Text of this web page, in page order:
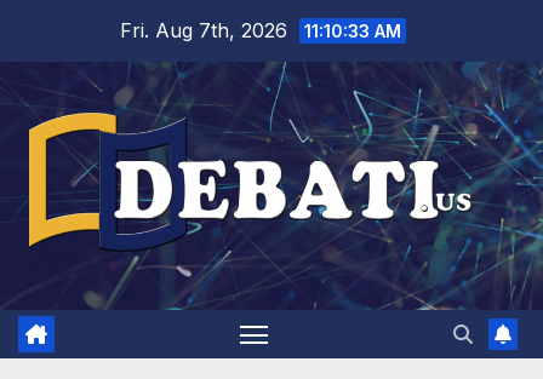
content
Fri. Aug 7th, 2026 11:10:34 AM